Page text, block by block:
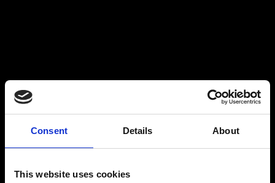
Consent Details About
This website uses cookies